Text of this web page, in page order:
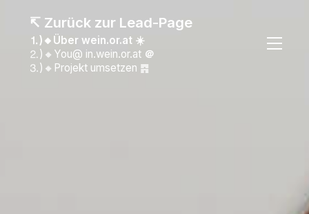
↸ Zurück zur Lead-Page
⒈)🔸Über wein.or.at ☀️
⒉)🔸You@ in.wein.or.at ＠
⒊)🔸Projekt umsetzen ䷴